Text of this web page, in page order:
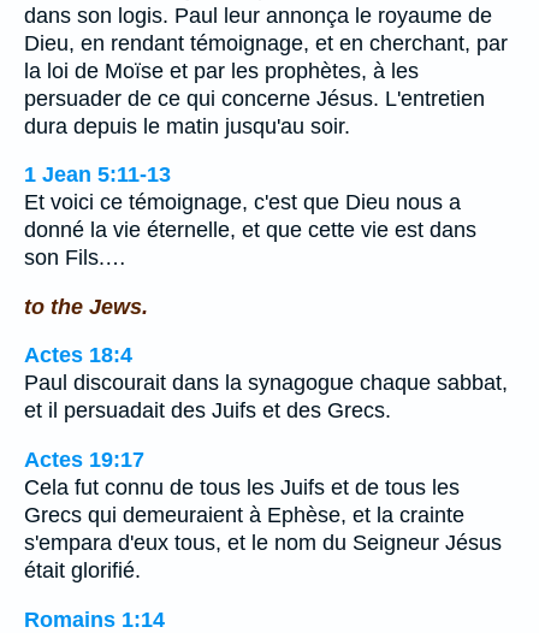
dans son logis. Paul leur annonça le royaume de
Dieu, en rendant témoignage, et en cherchant, par
la loi de Moïse et par les prophètes, à les
persuader de ce qui concerne Jésus. L'entretien
dura depuis le matin jusqu'au soir.
1 Jean 5:11-13
Et voici ce témoignage, c'est que Dieu nous a
donné la vie éternelle, et que cette vie est dans
son Fils.…
to the Jews.
Actes 18:4
Paul discourait dans la synagogue chaque sabbat,
et il persuadait des Juifs et des Grecs.
Actes 19:17
Cela fut connu de tous les Juifs et de tous les
Grecs qui demeuraient à Ephèse, et la crainte
s'empara d'eux tous, et le nom du Seigneur Jésus
était glorifié.
Romains 1:14